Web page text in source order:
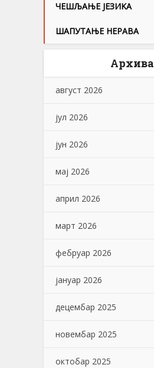
ЧЕШЉАЊЕ ЈЕЗИKА
ШАПУТАЊЕ НЕРАВА
Архива
август 2026
јул 2026
јун 2026
мај 2026
април 2026
март 2026
фебруар 2026
јануар 2026
децембар 2025
новембар 2025
октобар 2025